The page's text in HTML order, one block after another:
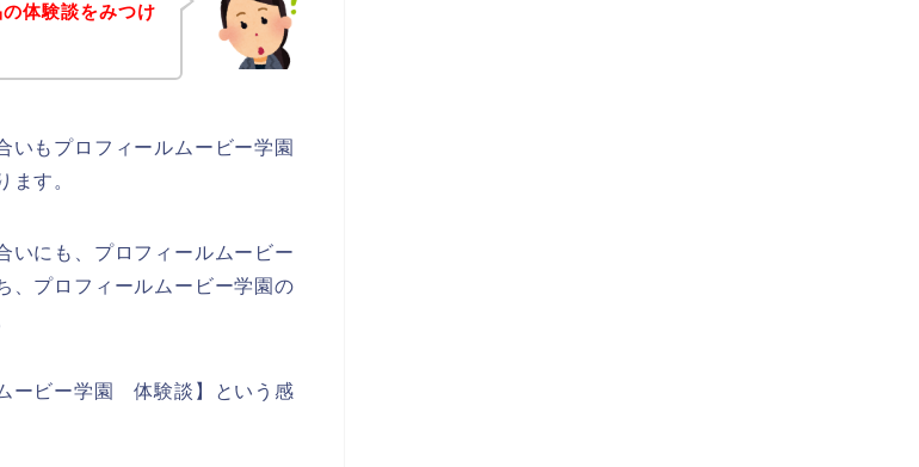
体験談をみつけ
いもプロフィールムービー学園
ます。
いにも、プロフィールムービー
、プロフィールムービー学園の
ービー学園 体験談】という感